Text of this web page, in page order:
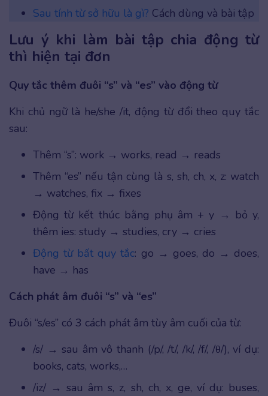
Sau tính từ sở hữu là gì? Cách dùng và bài tập
Lưu ý khi làm bài tập chia động từ
thì hiện tại đơn
Quy tắc thêm đuôi “s” và “es” vào động từ
Khi chủ ngữ là he/she /it, động từ đổi theo quy tắc
sau:
Thêm “s”: work → works, read → reads
Thêm “es” nếu tận cùng là s, sh, ch, x, z: watch
→ watches, fix → fixes
Động từ kết thúc bằng phụ âm + y → bỏ y,
thêm ies: study → studies, cry → cries
Động từ bất quy tắc: go → goes, do → does,
have → has
Cách phát âm đuôi “s” và “es”
Đuôi “s/es” có 3 cách phát âm tùy âm cuối của từ:
/s/ → sau âm vô thanh (/p/, /t/, /k/, /f/, /θ/), ví dụ:
books, cats, works,…
/iz/ → sau âm s, z, sh, ch, x, ge, ví dụ: buses,